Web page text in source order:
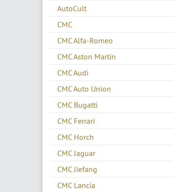
AutoCult
CMC
CMC Alfa-Romeo
CMC Aston Martin
CMC Audi
CMC Auto Union
CMC Bugatti
CMC Ferrari
CMC Horch
CMC Jaguar
CMC Jiefang
CMC Lancia